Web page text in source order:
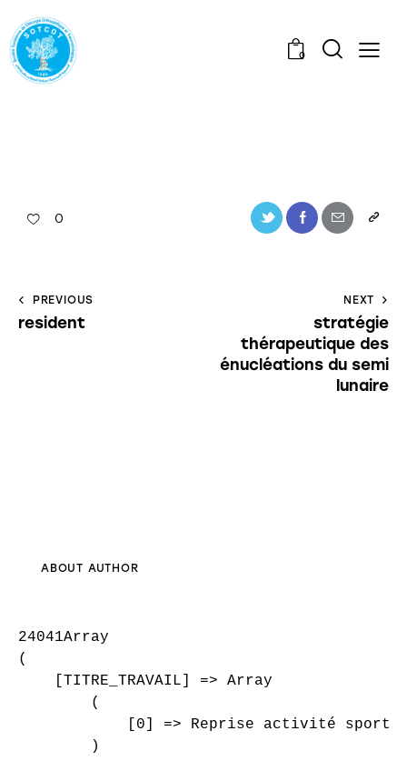
0
0
PREVIOUS
resident
NEXT
stratégie
thérapeutique des
énucléations du semi
lunaire
ABOUT AUTHOR
24041Array
(
    [TITRE_TRAVAIL] => Array
        (
[0] => Reprise activité
        )